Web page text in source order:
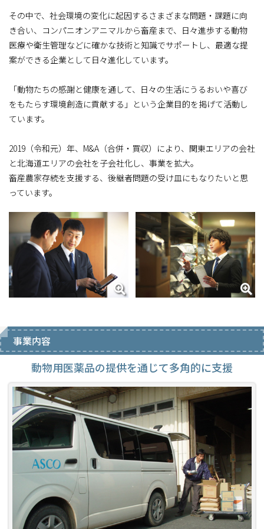
その中で、社会環境の変化に起因するさまざまな問題・課題に向
き合い、コンパニオンアニマルから畜産まで、日々進歩する動物
医療や衛生管理などに確かな技術と知識でサポートし、最適な提
案ができる企業として日々進化しています。
「動物たちの感謝と健康を通して、日々の生活にうるおいや喜び
をもたらす環境創造に貢献する」という企業目的を掲げて活動し
ています。
2019（令和元）年、M&A（合併・買収）により、関東エリアの会社
と北海道エリアの会社を子会社化し、事業を拡大。
畜産農家存続を支援する、後継者問題の受け皿にもなりたいと思
っています。
事業内容
動物用医薬品の提供を通じて多角的に支援